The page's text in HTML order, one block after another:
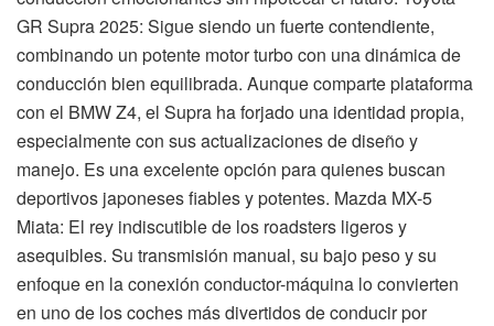
GR Supra 2025: Sigue siendo un fuerte contendiente,
combinando un potente motor turbo con una dinámica de
conducción bien equilibrada. Aunque comparte plataforma
con el BMW Z4, el Supra ha forjado una identidad propia,
especialmente con sus actualizaciones de diseño y
manejo. Es una excelente opción para quienes buscan
deportivos japoneses fiables y potentes. Mazda MX-5
Miata: El rey indiscutible de los roadsters ligeros y
asequibles. Su transmisión manual, su bajo peso y su
enfoque en la conexión conductor-máquina lo convierten
en uno de los coches más divertidos de conducir por